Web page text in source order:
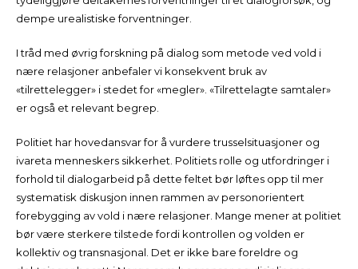
dempe urealistiske forventninger.
I tråd med øvrig forskning på dialog som metode ved vold i
nære relasjoner anbefaler vi konsekvent bruk av
«tilrettelegger» i stedet for «megler». «Tilrettelagte samtaler»
er også et relevant begrep.
Politiet har hovedansvar for å vurdere trusselsituasjoner og
ivareta menneskers sikkerhet. Politiets rolle og utfordringer i
forhold til dialogarbeid på dette feltet bør løftes opp til mer
systematisk diskusjon innen rammen av personorientert
forebygging av vold i nære relasjoner. Mange mener at politiet
bør være sterkere tilstede fordi kontrollen og volden er
kollektiv og transnasjonal. Det er ikke bare foreldre og